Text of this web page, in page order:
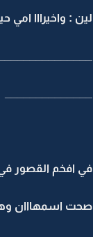
لين : واخيرااا امي
في افخم القصور
صحت اسمهااان وهيه حيل